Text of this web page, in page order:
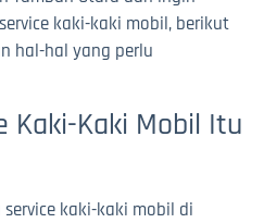
kaki-kaki mobil, berikut
hal-hal yang perlu
Kaki-Kaki Mobil Itu
kaki-kaki mobil di